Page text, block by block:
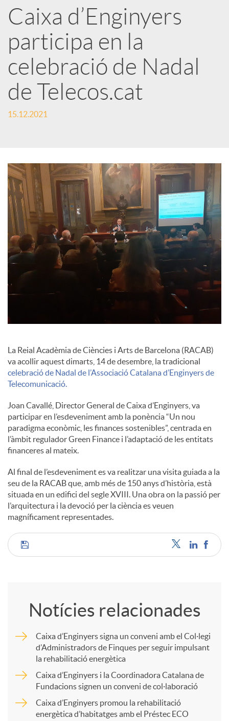
a
r
x
e
S
o
c
i
l
s
Caixa d’Enginyers
participa en la
celebració de Nadal
de Telecos.cat
15.12.2021
La Reial Acadèmia de Ciències i Arts de Barcelona (RACAB)
va acollir aquest dimarts, 14 de desembre, la tradicional
celebració de Nadal de l’Associació Catalana d’Enginyers de
Telecomunicació.
Joan Cavallé, Director General de Caixa d’Enginyers, va
participar en l’esdeveniment amb la ponència “Un nou
paradigma econòmic, les finances sostenibles”, centrada en
l’àmbit regulador Green Finance i l’adaptació de les entitats
financeres al mateix.
Al final de l’esdeveniment es va realitzar una visita guiada a la
seu de la RACAB que, amb més de 150 anys d’història, està
situada en un edifici del segle XVIII. Una obra on la passió per
l’arquitectura i la devoció per la ciència es veuen
magníficament representades.
C
Notícies relacionades
Caixa d’Enginyers signa un conveni amb el Col·legi
d’Administradors de Finques per seguir impulsant
la rehabilitació energètica
Caixa d’Enginyers i la Coordinadora Catalana de
Fundacions signen un conveni de col·laboració
Caixa d’Enginyers promou la rehabilitació
energètica d’habitatges amb el Préstec ECO